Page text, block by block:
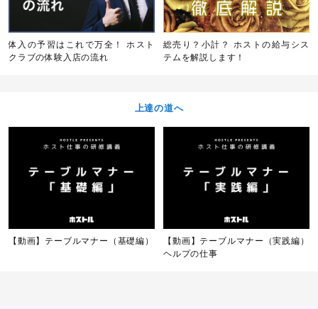
体入の予習はこれで万全！ ホスト
クラブの体験入店の流れ
総売り？小計？ ホストの給与シス
テムを解説します！
上達の道へ
【動画】テーブルマナー（基礎編）
【動画】テーブルマナー（実践編）
ヘルプの仕事